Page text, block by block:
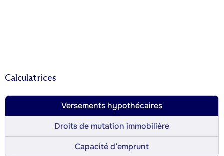
Calculatrices
Versements hypothécaires
Droits de mutation immobilière
Capacité d’emprunt